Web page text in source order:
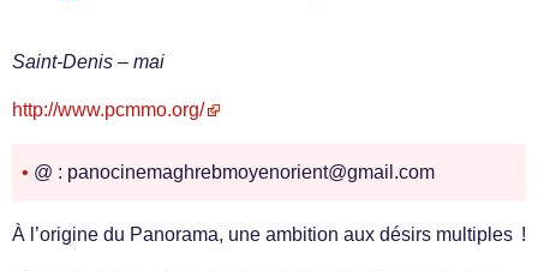
Saint-Denis – mai
http://www.pcmmo.org/
• @ : panocinemaghrebmoyenorient@gmail.com
À l’origine du Panorama, une ambition aux désirs multiples !